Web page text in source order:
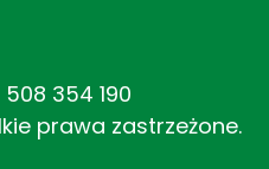
354 190
prawa zastrzeżone.